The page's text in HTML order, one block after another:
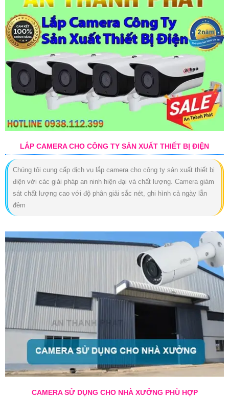
LẮP CAMERA CHO CÔNG TY SẢN XUẤT THIẾT BỊ ĐIỆN
Chúng tôi cung cấp dịch vụ lắp camera cho công ty sản xuất thiết bị
điện với các giải pháp an ninh hiện đại và chất lượng. Camera giám
sát chất lượng cao với độ phân giải sắc nét, ghi hình cả ngày lẫn
đêm
CAMERA SỬ DỤNG CHO NHÀ XƯỞNG PHÙ HỢP